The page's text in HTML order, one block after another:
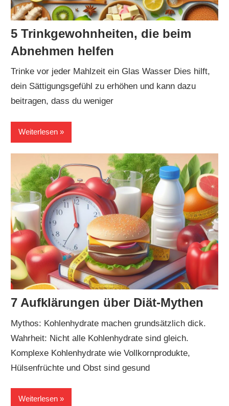
5 Trinkgewohnheiten, die beim
Abnehmen helfen
Trinke vor jeder Mahlzeit ein Glas Wasser Dies hilft,
dein Sättigungsgefühl zu erhöhen und kann dazu
beitragen, dass du weniger
Weiterlesen
7 Aufklärungen über Diät-Mythen
Mythos: Kohlenhydrate machen grundsätzlich dick.
Wahrheit: Nicht alle Kohlenhydrate sind gleich.
Komplexe Kohlenhydrate wie Vollkornprodukte,
Hülsenfrüchte und Obst sind gesund
Weiterlesen